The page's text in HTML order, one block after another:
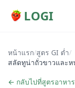
LOGI
หน้าแรก/สูตร GI ต่ำ/
สลัดทูน่าถั่วขาวและห
← กลับไปที่สูตรอาหาร